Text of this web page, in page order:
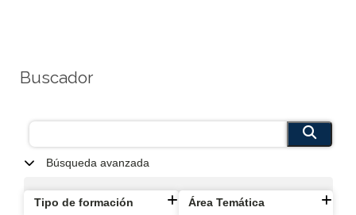
Buscador
Búsqueda avanzada
Tipo de formación Área Temática